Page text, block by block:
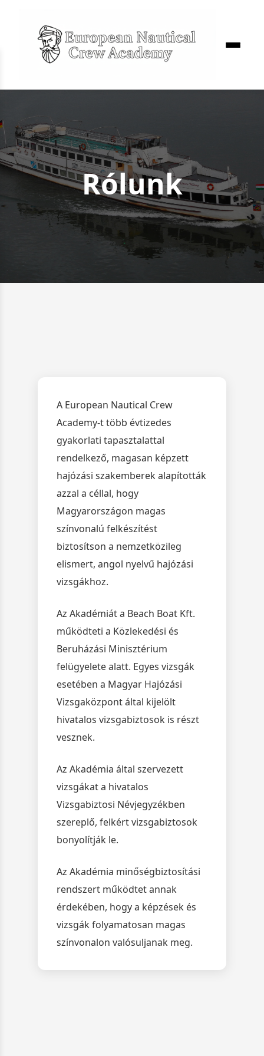
Rólunk
A European Nautical Crew
Academy-t több évtizedes
gyakorlati tapasztalattal
rendelkező, magasan képzett
hajózási szakemberek alapították
azzal a céllal, hogy
Magyarországon magas
színvonalú felkészítést
biztosítson a nemzetközileg
elismert, angol nyelvű hajózási
vizsgákhoz.
Az Akadémiát a Beach Boat Kft.
működteti a Közlekedési és
Beruházási Minisztérium
felügyelete alatt. Egyes vizsgák
esetében a Magyar Hajózási
Vizsgaközpont által kijelölt
hivatalos vizsgabiztosok is részt
vesznek.
Az Akadémia által szervezett
vizsgákat a hivatalos
Vizsgabiztosi Névjegyzékben
szereplő, felkért vizsgabiztosok
bonyolítják le.
Az Akadémia minőségbiztosítási
rendszert működtet annak
érdekében, hogy a képzések és
vizsgák folyamatosan magas
színvonalon valósuljanak meg.